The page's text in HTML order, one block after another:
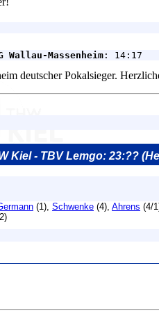
Wallau-Massenheim
deutscher Pokalsieger.
Kiel - TBV Lemgo: 23:??
(1), Schwenke (4), Ahrens (4/